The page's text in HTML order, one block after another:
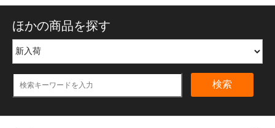
ほかの商品を探す
検索